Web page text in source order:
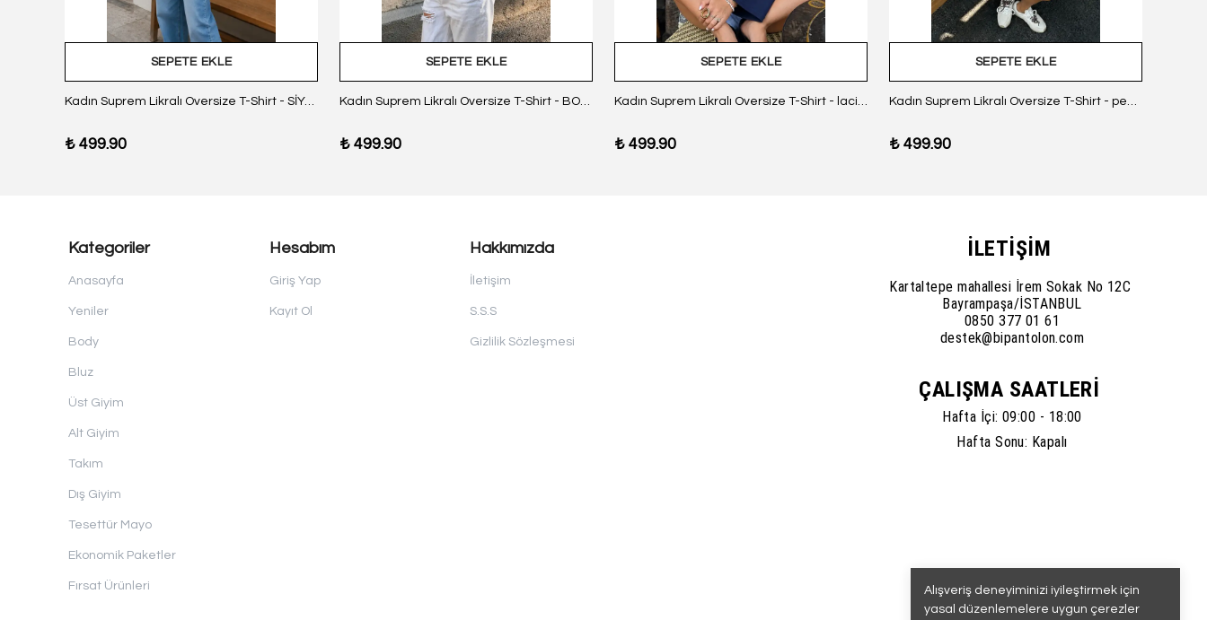
Alışveriş deneyiminizi iyileştirmek için
yasal düzenlemelere uygun çerezler
SEPETE EKLE
Kadın Suprem Likralı Oversize T-Shirt - SİYAH
₺ 499.90
SEPETE EKLE
Kadın Suprem Likralı Oversize T-Shirt - BORDO
₺ 499.90
SEPETE EKLE
Kadın Suprem Likralı Oversize T-Shirt - lacivert
₺ 499.90
SEPETE EKLE
Kadın Suprem Likralı Oversize T-Shirt - pembe
₺ 499.90
Kategoriler
Anasayfa
Yeniler
Body
Bluz
Üst Giyim
Alt Giyim
Takım
Dış Giyim
Tesettür Mayo
Ekonomik Paketler
Fırsat Ürünleri
Hesabım
Giriş Yap
Kayıt Ol
Hakkımızda
İletişim
S.S.S
Gizlilik Sözleşmesi
İLETİŞİM
Kartaltepe mahallesi İrem Sokak No 12C
Bayrampaşa/İSTANBUL
0850 377 01 61
destek@bipantolon.com
ÇALIŞMA SAATLERİ
Hafta İçi: 09:00 - 18:00
Hafta Sonu: Kapalı